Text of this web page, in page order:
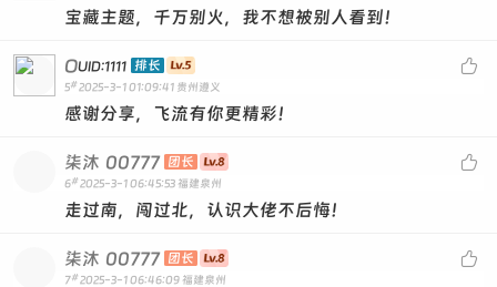
间”，而是可以成为提升工作效率、整理思路、为明天做准
天的工作都能圆满结束，并为未来的工作打下坚实的基础。
迎接一个充实而有意义的下班时刻。
[由深度求索 - DeepSeek生成，仅供参考]
宝藏主题，千万别火，我不想被别人看到！

OUID:1111 排长
5# 2025-3-1 01:09:41 贵州遵义
感谢分享，飞流有你更精彩！

柒沐 00777 团长
6# 2025-3-1 06:45:53 福建泉州
走过南，闯过北，认识大佬不后悔！

柒沐 00777 团长
7# 2025-3-1 06:46:09 福建泉州